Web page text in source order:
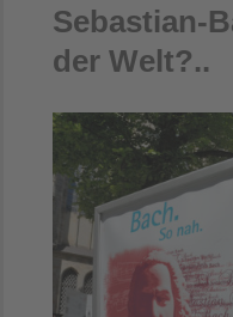
Sebastian-
der Welt?..